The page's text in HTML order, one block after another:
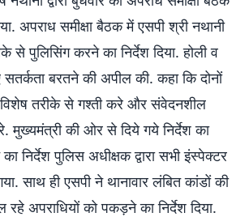
अपराध समीक्षा बैठक में एसपी श्री नथानी
से पुलिसिंग करने का निर्देश दिया. होली व
बरतने की अपील की. कहा कि दोनों
तरीके से गश्ती करे और संवेदनशील
मुख्यमंत्री की ओर से दिये गये निर्देश का
निर्देश पुलिस अधीक्षक द्वारा सभी इंस्पेक्टर
साथ ही एसपी ने थानावार लंबित कांडों की
रहे अपराधियों को पकड़ने का निर्देश दिया.